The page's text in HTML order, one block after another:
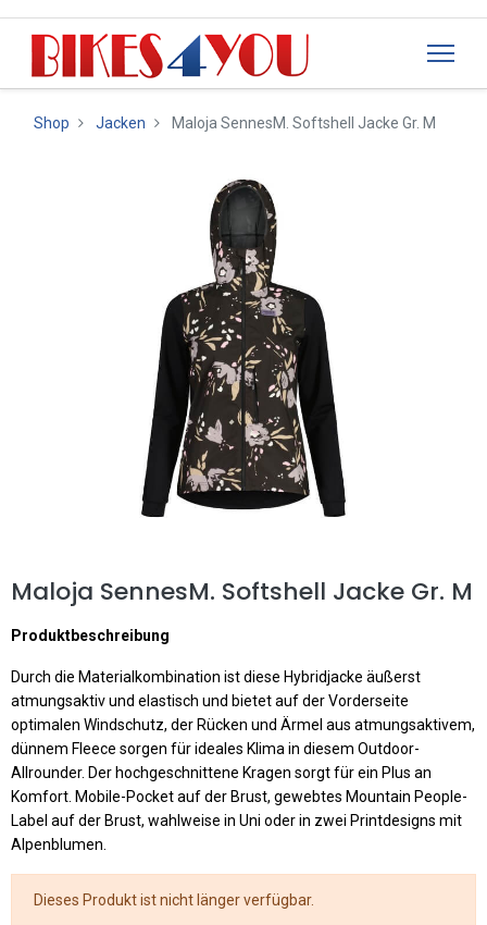
Shop Jacken Maloja SennesM. Softshell Jacke Gr. M
Maloja SennesM. Softshell Jacke Gr. M
Produktbeschreibung
Durch die Materialkombination ist diese Hybridjacke äußerst
atmungsaktiv und elastisch und bietet auf der Vorderseite
optimalen Windschutz, der Rücken und Ärmel aus atmungsaktivem,
dünnem Fleece sorgen für ideales Klima in diesem Outdoor-
Allrounder. Der hochgeschnittene Kragen sorgt für ein Plus an
Komfort. Mobile-Pocket auf der Brust, gewebtes Mountain People-
Label auf der Brust, wahlweise in Uni oder in zwei Printdesigns mit
Alpenblumen.
Dieses Produkt ist nicht länger verfügbar.